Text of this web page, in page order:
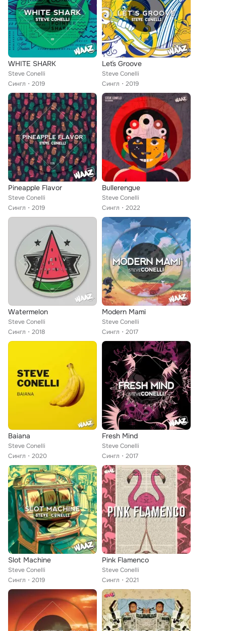
WHITE SHARK
Steve Conelli
Сингл
2019
Let´s Groove
Steve Conelli
Сингл
2019
Pineapple Flavor
Steve Conelli
Сингл
2019
Bullerengue
Steve Conelli
Сингл
2022
Watermelon
Steve Conelli
Сингл
2018
Modern Mami
Steve Conelli
Сингл
2017
Baiana
Steve Conelli
Сингл
2020
Fresh Mind
Steve Conelli
Сингл
2017
Slot Machine
Steve Conelli
Сингл
2019
Pink Flamenco
Steve Conelli
Сингл
2021